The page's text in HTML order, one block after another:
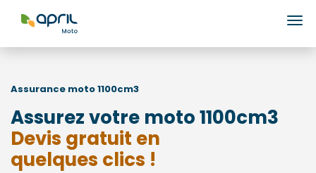
Assurance moto1100cm3
Assurez votre moto 1100cm3
Devis gratuit en
quelques clics !